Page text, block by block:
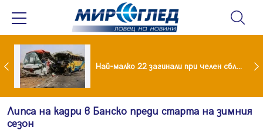
споразумение със САЩ , но без компромиси Най-малко 22 загинали при челен сблъсък между два автобуса
Липса на кадри в Банско преди старта на зимния
сезон